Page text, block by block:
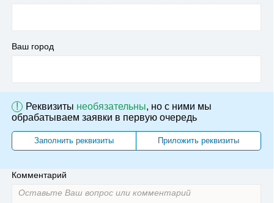
Ваш город
! Реквизиты необязательны, но с ними мы
обрабатываем заявки в первую очередь
Заполнить реквизиты Приложить реквизиты
Комментарий